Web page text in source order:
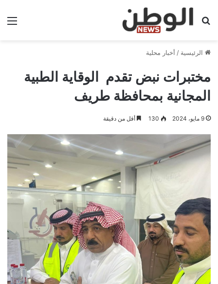
بحث عن
الرئيسية / أخبار محلية
مختبرات نبض تقدم الوقاية الطبية
المجانية بمحافظة طريف
9 مايو، 2024 130 أقل من دقيقة